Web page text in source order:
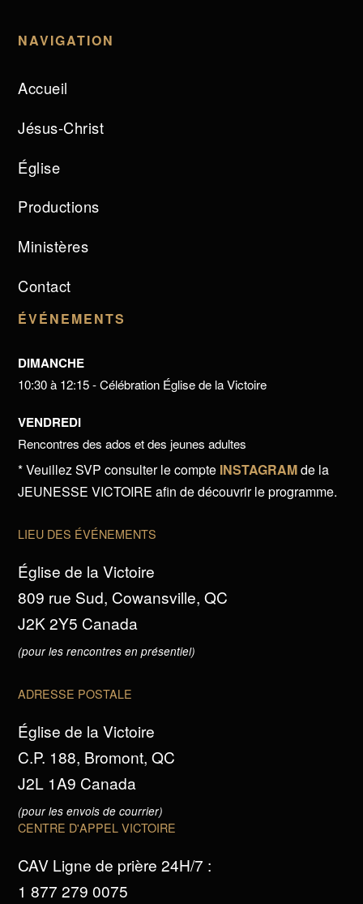
NAVIGATION
Accueil
Jésus-Christ
Église
Productions
Ministères
Contact
ÉVÉNEMENTS
DIMANCHE
10:30 à 12:15 - Célébration Église de la Victoire
VENDREDI
Rencontres des ados et des jeunes adultes
* Veuillez SVP consulter le compte INSTAGRAMde la
JEUNESSE VICTOIRE afin de découvrir le programme.
LIEU DES ÉVÉNEMENTS
Église de la Victoire
809 rue Sud, Cowansville, QC
J2K 2Y5 Canada
(pour les rencontres en présentiel)
ADRESSE POSTALE
Église de la Victoire
C.P. 188, Bromont, QC
J2L 1A9 Canada
(pour les envois de courrier)
CENTRE D'APPEL VICTOIRE
CAV Ligne de prière 24H/7 :
1 877 279 0075